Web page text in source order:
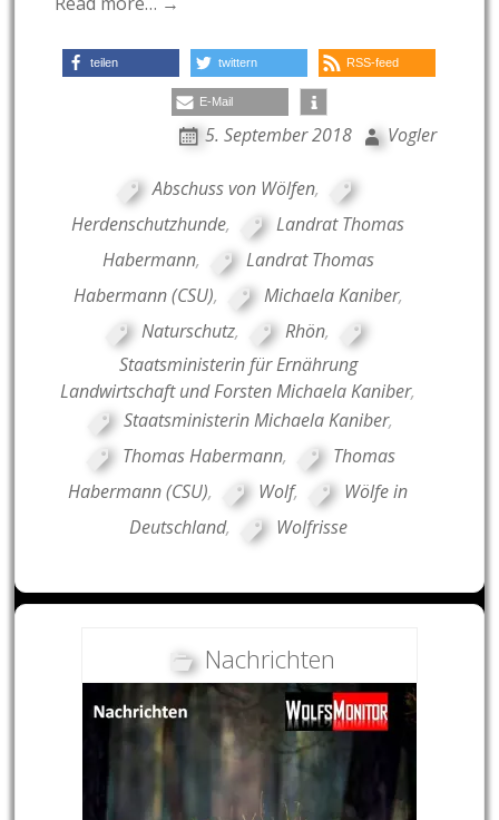
teilen twittern RSS-feed
E-Mail
5. September 2018 Vogler
Abschuss von Wölfen,
Herdenschutzhunde,
Landrat Thomas
Habermann,
Landrat Thomas
Habermann (CSU), Michaela Kaniber,
Naturschutz, Rhön,
Staatsministerin für Ernährung
Landwirtschaft und Forsten Michaela Kaniber,
Staatsministerin Michaela Kaniber,
Thomas Habermann,
Thomas
Habermann (CSU), Wolf,
Wölfe in
Deutschland, Wolfrisse
Nachrichten